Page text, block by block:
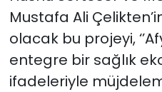
Mustafa Ali
olacak bu projeyi,
entegre bir sağlık
ifadeleriyle